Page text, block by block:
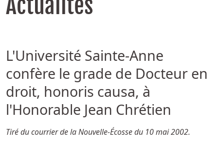
L'Université Sainte-Anne
confère le grade de Docteur en
droit, honoris causa, à
l'Honorable Jean Chrétien
Détails
Tiré du courrier de la Nouvelle-Écosse du 10 mai 2002.